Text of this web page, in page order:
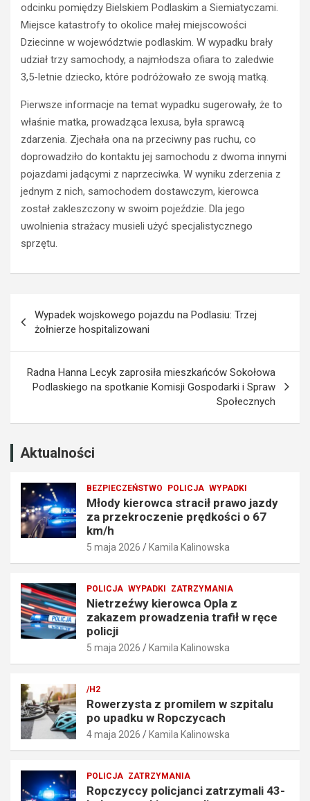
odcinku pomiędzy Bielskiem Podlaskim a Siemiatyczami.
Miejsce katastrofy to okolice małej miejscowości
Dziecinne w województwie podlaskim. W wypadku brały
udział trzy samochody, a najmłodsza ofiara to zaledwie
3,5-letnie dziecko, które podróżowało ze swoją matką.
Pierwsze informacje na temat wypadku sugerowały, że to
właśnie matka, prowadząca lexusa, była sprawcą
zdarzenia. Zjechała ona na przeciwny pas ruchu, co
doprowadziło do kontaktu jej samochodu z dwoma innymi
pojazdami jadącymi z naprzeciwka. W wyniku zderzenia z
jednym z nich, samochodem dostawczym, kierowca
został zakleszczony w swoim pojeździe. Dla jego
uwolnienia strażacy musieli użyć specjalistycznego
sprzętu.
wpisu
Wypadek wojskowego pojazdu na Podlasiu: Trzej
żołnierze hospitalizowani
Radna Hanna Lecyk zaprosiła mieszkańców Sokołowa
Podlaskiego na spotkanie Komisji Gospodarki i Spraw
Społecznych
Aktualności
BEZPIECZEŃSTWO POLICJA WYPADKI
Młody kierowca stracił prawo jazdy
za przekroczenie prędkości o 67
km/h
5 maja 2026 Kamila Kalinowska
POLICJA WYPADKI ZATRZYMANIA
Nietrzeźwy kierowca Opla z
zakazem prowadzenia trafił w ręce
policji
5 maja 2026 Kamila Kalinowska
/H2
Rowerzysta z promilem w szpitalu
po upadku w Ropczycach
4 maja 2026 Kamila Kalinowska
POLICJA ZATRZYMANIA
Ropczyccy policjanci zatrzymali 43-
o
w
c
a
a
c
p
w
o
a
y
a
k
o
z
n
e
r
ę
d
k
o
ś
i
o
6
7
k
m
h
e
ź
w
y
k
e
o
w
c
a
O
p
a
z
a
z
m
a
z
n
a
f
w
ę
e
p
o
c